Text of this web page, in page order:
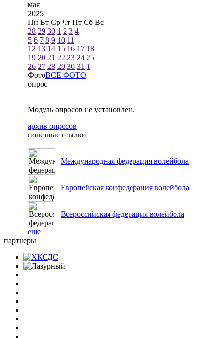
мая
2025
Пн Вт Ср Чт Пт Сб Вс
28 29 30 1 2 3 4
5 6 7 8 9 10 11
12 13 14 15 16 17 18
19 20 21 22 23 24 25
26 27 28 29 30 31 1
ФотоВСЕ ФОТО
опрос
Модуль опросов не установлен.
архив опросов
полезные ссылки
Международная федерация волейбола
Европейская конфедерация волейбола
Всероссийская федерация волейбола
еще
партнеры